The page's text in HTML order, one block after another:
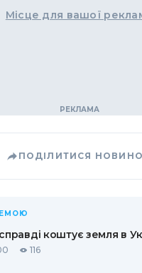
Місце для вашої
ПОДІЛИТИСЯ
коштує земля в
116